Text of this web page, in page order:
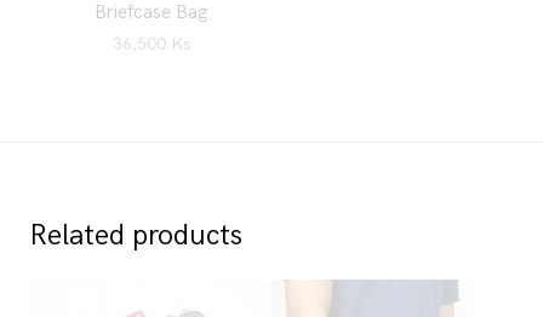
Briefcase Bag
36,500 Ks
Related products